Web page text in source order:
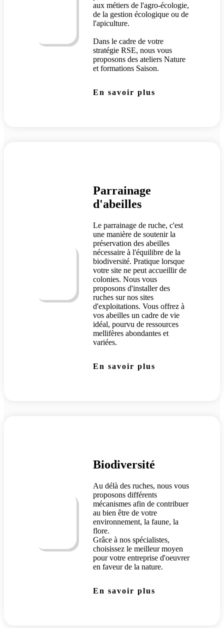
aux métiers de l'agro-écologie,
de la gestion écologique ou de
l'apiculture.
Dans le cadre de votre
stratégie RSE, nous vous
proposons des ateliers Nature
et formations Saison.
En savoir plus
Parrainage
d'abeilles
Le parrainage de ruche, c'est
une manière de soutenir la
préservation des abeilles
nécessaire à l'équilibre de la
biodiversité. Pratique lorsque
votre site ne peut accueillir de
colonies. Nous vous
proposons d'installer des
ruches sur nos sites
d'exploitations. Vous offrez à
vos abeilles un cadre de vie
idéal, pourvu de ressources
mellifères abondantes et
variées.
En savoir plus
Biodiversité
Au délà des ruches, nous vous
proposons différents
mécanismes afin de contribuer
au bien être de votre
environnement, la faune, la
flore.
Grâce à nos spécialistes,
choisissez le meilleur moyen
pour votre entreprise d'oeuvrer
en faveur de la nature.
En savoir plus